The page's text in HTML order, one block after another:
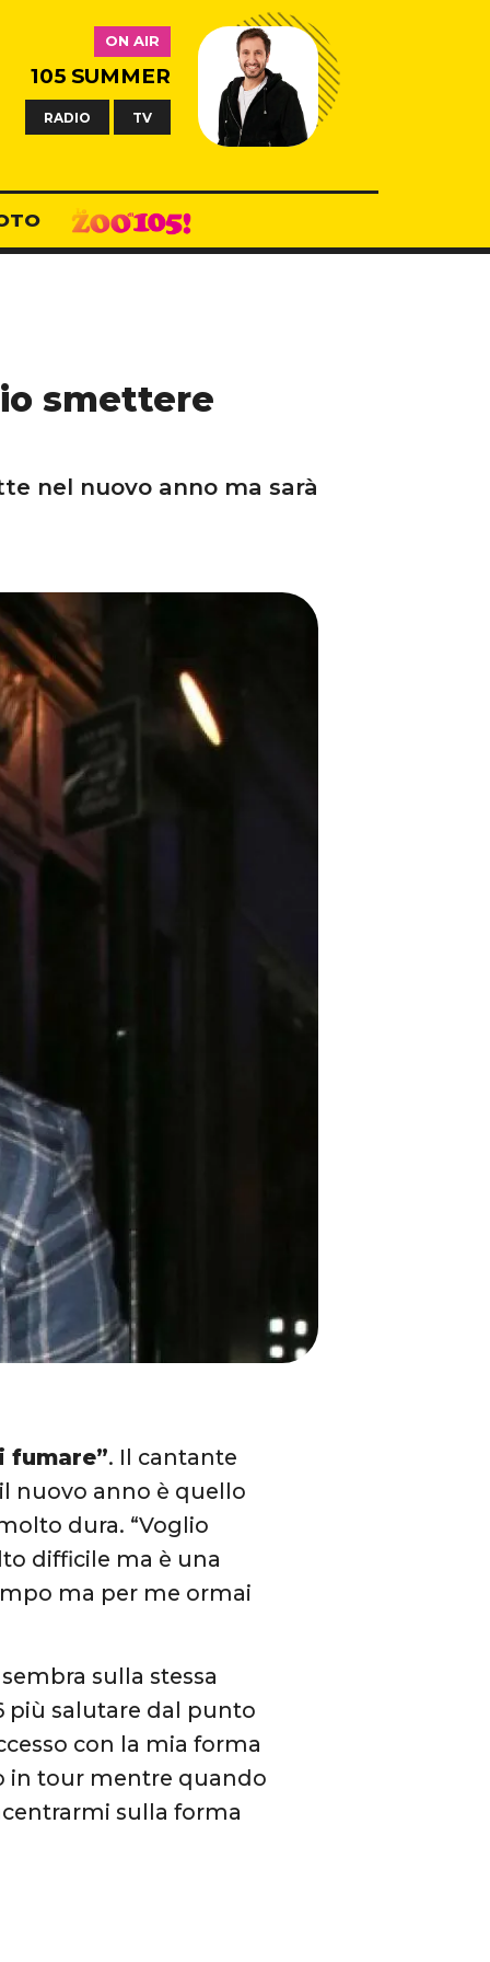
ON AIR
105 SUMMER
RADIO TV
smettere
nel nuovo anno ma sarà
fumare”. Il cantante
nuovo anno è quello
dura. “Voglio
difficile ma è una
ma per me ormai
sembra sulla stessa
più salutare dal punto
con la mia forma
in tour mentre quando
sulla forma